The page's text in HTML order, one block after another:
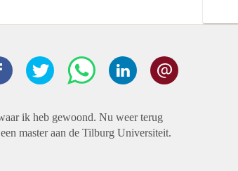
ik heb gewoond. Nu weer terug
master aan de Tilburg Universiteit.